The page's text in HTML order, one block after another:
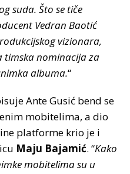
suda. Što se tiče
Vedran Baotić
vizionara,
timska nominacija za
albuma.“
Ante Gusić bend se
mobitelima, a dio
platforme krio je i
Maju Bajamić. “Kako
mobitelima su u